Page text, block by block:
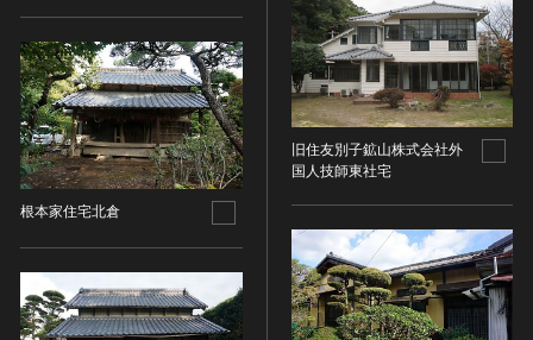
根本家住宅北倉
旧住友別子鉱山株式会社外
国人技師東社宅
文楽
歌舞伎
音楽
その他
工芸技術
金工
染織
陶芸